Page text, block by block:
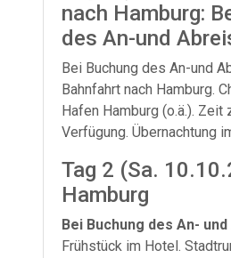
nach Hamburg:
des An-und
Bei Buchung des An-und
Bahnfahrt nach Hamburg.
Hafen Hamburg (o.ä.). Zeit
Verfügung. Übernachtung
Tag 2 (Sa.
Hamburg
Bei Buchung des An-
Frühstück im Hotel.